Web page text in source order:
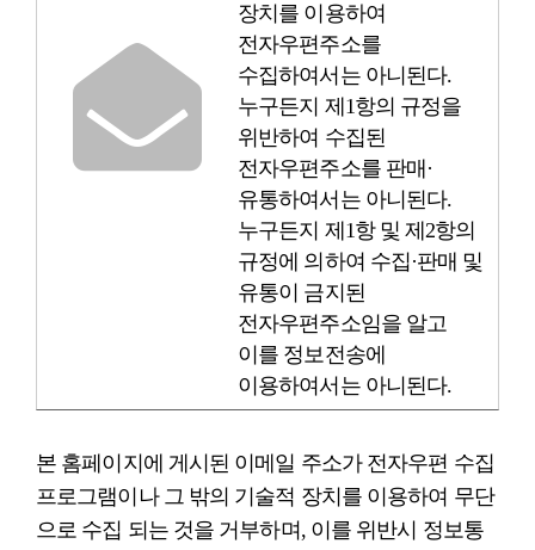
장치를 이용하여
전자우편주소를
수집하여서는 아니된다.
누구든지 제1항의 규정을
위반하여 수집된
전자우편주소를 판매·
유통하여서는 아니된다.
누구든지 제1항 및 제2항의
규정에 의하여 수집·판매 및
유통이 금지된
전자우편주소임을 알고
이를 정보전송에
이용하여서는 아니된다.
본 홈페이지에 게시된 이메일 주소가 전자우편 수집
프로그램이나 그 밖의 기술적 장치를 이용하여 무단
으로 수집 되는 것을 거부하며, 이를 위반시 정보통